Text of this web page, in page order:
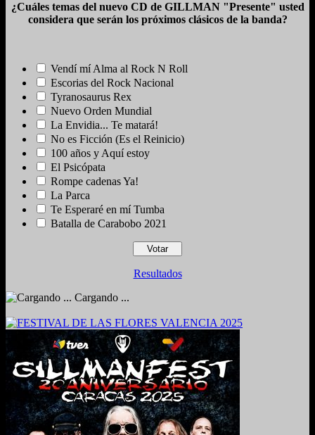
¿Cuáles temas del nuevo CD de GILLMAN "Presente" usted
considera que serán los próximos clásicos de la banda?
Vendí mí Alma al Rock N Roll
Escorias del Rock Nacional
Tyranosaurus Rex
Nuevo Orden Mundial
La Envidia... Te matará!
No es Ficción (Es el Reinicio)
100 años y Aquí estoy
El Psicópata
Rompe cadenas Ya!
La Parca
Te Esperaré en mí Tumba
Batalla de Carabobo 2021
Resultados
Cargando ...